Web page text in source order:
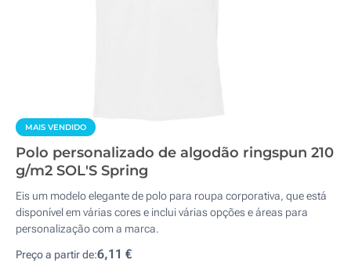
MAIS VENDIDO
Polo personalizado de algodão ringspun 210
g/m2 SOL'S Spring
Eis um modelo elegante de polo para roupa corporativa, que está
disponível em várias cores e inclui várias opções e áreas para
personalização com a marca.
Preço a partir de:6,11 €